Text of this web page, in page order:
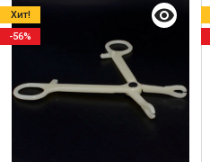
Хит!
-56%